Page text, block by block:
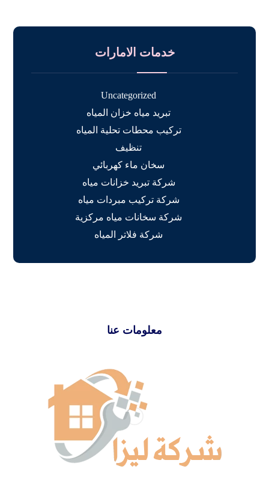
خدمات الامارات
Uncategorized
تبريد مياه خزان المياه
تركيب محطات تحلية المياه
تنظيف
سخان ماء كهربائي
شركة تبريد خزانات مياه
شركة تركيب مبردات مياه
شركة سخانات مياه مركزية
شركة فلاتر المياه
معلومات عنا